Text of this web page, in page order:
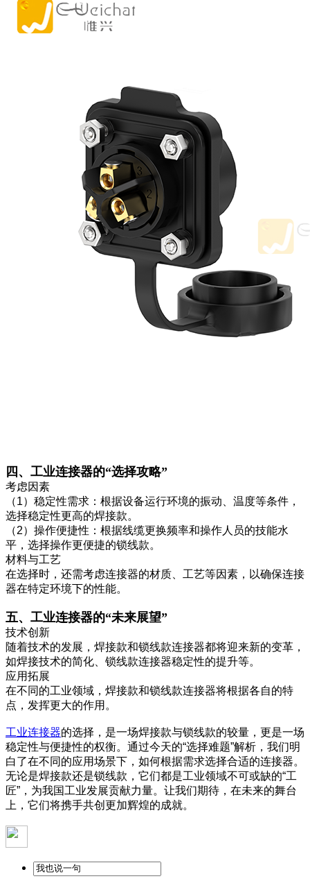
四、工业连接器的“选择攻略”
考虑因素
（1）稳定性需求：根据设备运行环境的振动、温度等条件，
选择稳定性更高的焊接款。
（2）操作便捷性：根据线缆更换频率和操作人员的技能水
平，选择操作更便捷的锁线款。
材料与工艺
在选择时，还需考虑连接器的材质、工艺等因素，以确保连接
器在特定环境下的性能。
五、工业连接器的“未来展望”
技术创新
随着技术的发展，焊接款和锁线款连接器都将迎来新的变革，
如焊接技术的简化、锁线款连接器稳定性的提升等。
应用拓展
在不同的工业领域，焊接款和锁线款连接器将根据各自的特
点，发挥更大的作用。
工业连接器的选择，是一场焊接款与锁线款的较量，更是一场
稳定性与便捷性的权衡。通过今天的“选择难题”解析，我们明
白了在不同的应用场景下，如何根据需求选择合适的连接器。
无论是焊接款还是锁线款，它们都是工业领域不可或缺的“工
匠”，为我国工业发展贡献力量。让我们期待，在未来的舞台
上，它们将携手共创更加辉煌的成就。